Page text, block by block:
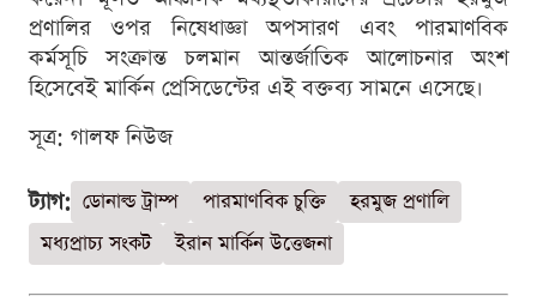
প্রণালির ওপর নিষেধাজ্ঞা অপসারণ এবং পারমাণবিক
কর্মসূচি সংক্রান্ত চলমান আন্তর্জাতিক আলোচনার অংশ
হিসেবেই মার্কিন প্রেসিডেন্টের এই বক্তব্য সামনে এসেছে।
সূত্র: গালফ নিউজ
ট্যাগ: ডোনাল্ড ট্রাম্প পারমাণবিক চুক্তি
হরমুজ প্রণালি
মধ্যপ্রাচ্য সংকট
ইরান মার্কিন উত্তেজনা